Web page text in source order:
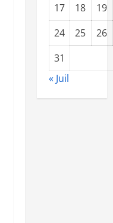
17
18
19
24
25
26
31
« Juil